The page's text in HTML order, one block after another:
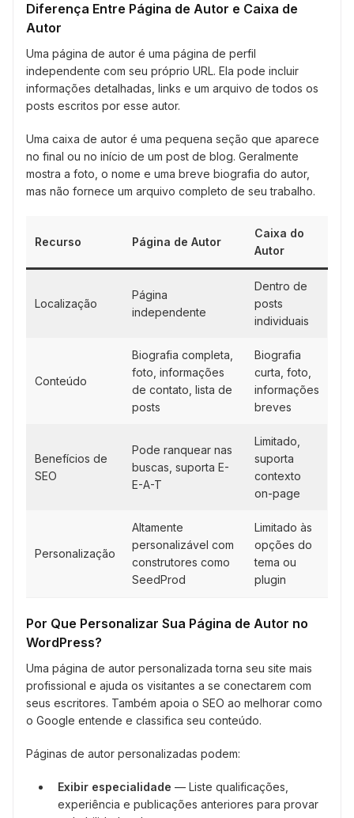
Diferença Entre Página de Autor e Caixa de
Autor
Uma página de autor é uma página de perfil
independente com seu próprio URL. Ela pode incluir
informações detalhadas, links e um arquivo de todos os
posts escritos por esse autor.
Uma caixa de autor é uma pequena seção que aparece
no final ou no início de um post de blog. Geralmente
mostra a foto, o nome e uma breve biografia do autor,
mas não fornece um arquivo completo de seu trabalho.
Recurso Página de Autor
Caixa do
Autor
Localização
Página
independente
Dentro de
posts
individuais
Conteúdo
Biografia completa,
foto, informações
de contato, lista de
posts
Biografia
curta, foto,
informações
breves
Benefícios de
SEO
Pode ranquear nas
buscas, suporta E-
E-A-T
Limitado,
suporta
contexto
on-page
Personalização
Altamente
personalizável com
construtores como
SeedProd
Limitado às
opções do
tema ou
plugin
Por Que Personalizar Sua Página de Autor no
WordPress?
Uma página de autor personalizada torna seu site mais
profissional e ajuda os visitantes a se conectarem com
seus escritores. Também apoia o SEO ao melhorar como
o Google entende e classifica seu conteúdo.
Páginas de autor personalizadas podem:
Exibir especialidade — Liste qualificações,
experiência e publicações anteriores para provar